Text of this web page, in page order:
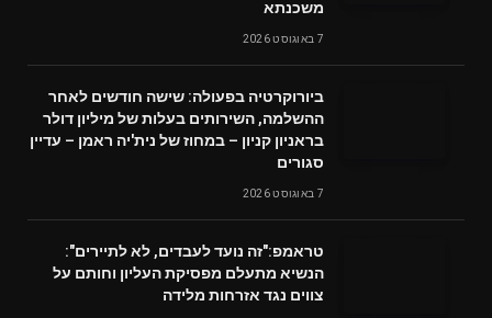
משכנתא
7 באוגוסט 2026
ביורוקרטיה בפעולה: שישה חודשים לאחר
ההשלמה, השירותים בעלות של מיליון דולר
בראניון קניון – במחוז של נית'יה ראמן – עדיין
סגורים
7 באוגוסט 2026
טראמפ:"זה נועד לעבדים, לא לתיירים":
הנשיא מתעלם מפסיקת העליון וחותם על
צווים נגד אזרחות מלידה